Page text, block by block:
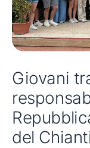
Giovani
del